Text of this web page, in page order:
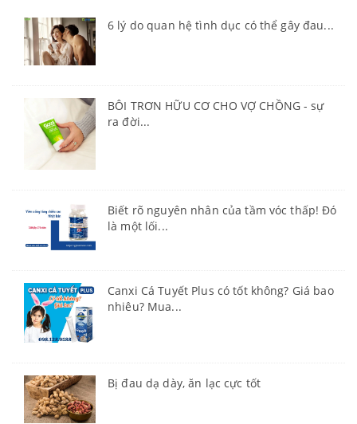
6 lý do quan hệ tình dục có thể gây đau...
BÔI TRƠN HỮU CƠ CHO VỢ CHỒNG - sự
ra đời...
Biết rõ nguyên nhân của tầm vóc thấp! Đó
là một lối...
Canxi Cá Tuyết Plus có tốt không? Giá bao
nhiêu? Mua...
Bị đau dạ dày, ăn lạc cực tốt